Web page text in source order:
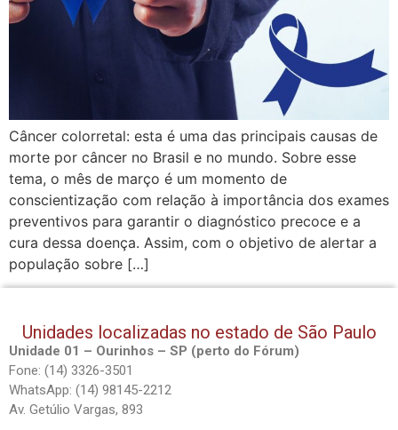
Câncer colorretal: esta é uma das principais causas de
morte por câncer no Brasil e no mundo. Sobre esse
tema, o mês de março é um momento de
conscientização com relação à importância dos exames
preventivos para garantir o diagnóstico precoce e a
cura dessa doença. Assim, com o objetivo de alertar a
população sobre […]
Unidades localizadas no estado de São Paulo
Unidade 01 – Ourinhos – SP (perto do Fórum)
Fone: (14) 3326-3501
WhatsApp: (14) 98145-2212
Av. Getúlio Vargas, 893